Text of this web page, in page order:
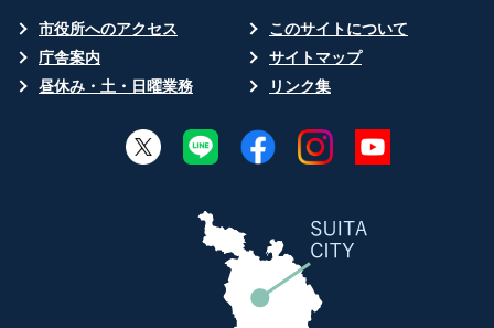
市役所へのアクセス
このサイトについて
庁舎案内
サイトマップ
昼休み・土・日曜業務
リンク集